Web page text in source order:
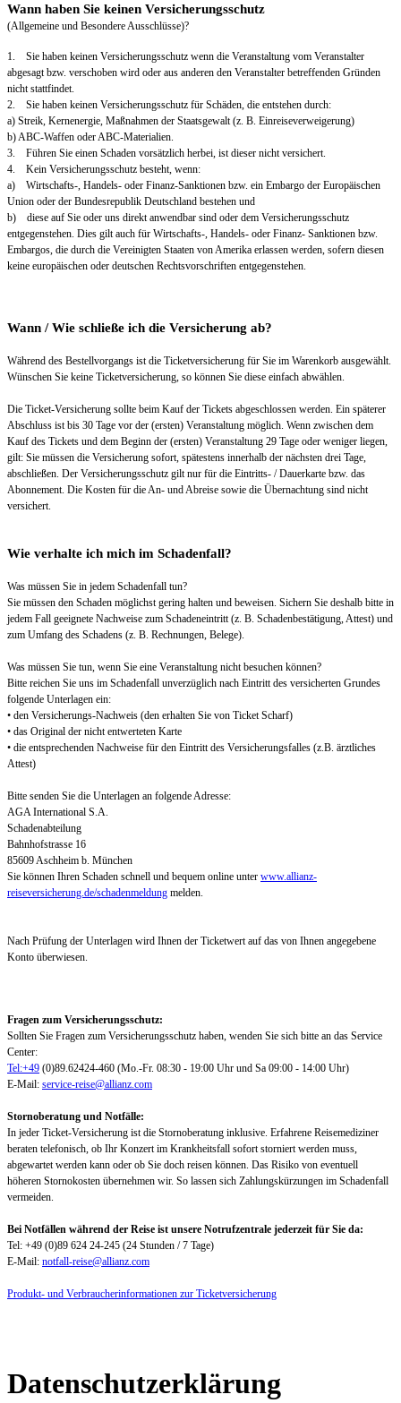
Wann haben Sie keinen Versicherungsschutz
(Allgemeine und Besondere Ausschlüsse)?
1. Sie haben keinen Versicherungsschutz wenn die Veranstaltung vom Veranstalter
abgesagt bzw. verschoben wird oder aus anderen den Veranstalter betreffenden Gründen
nicht stattfindet.
2. Sie haben keinen Versicherungsschutz für Schäden, die entstehen durch:
a) Streik, Kernenergie, Maßnahmen der Staatsgewalt (z. B. Einreiseverweigerung)
b) ABC-Waffen oder ABC-Materialien.
3. Führen Sie einen Schaden vorsätzlich herbei, ist dieser nicht versichert.
4. Kein Versicherungsschutz besteht, wenn:
a) Wirtschafts-, Handels- oder Finanz-Sanktionen bzw. ein Embargo der Europäischen
Union oder der Bundesrepublik Deutschland bestehen und
b) diese auf Sie oder uns direkt anwendbar sind oder dem Versicherungsschutz
entgegenstehen. Dies gilt auch für Wirtschafts-, Handels- oder Finanz- Sanktionen bzw.
Embargos, die durch die Vereinigten Staaten von Amerika erlassen werden, sofern diesen
keine europäischen oder deutschen Rechtsvorschriften entgegenstehen.
Wann / Wie schließe ich die Versicherung ab?
Während des Bestellvorgangs ist die Ticketversicherung für Sie im Warenkorb ausgewählt.
Wünschen Sie keine Ticketversicherung, so können Sie diese einfach abwählen.
Die Ticket-Versicherung sollte beim Kauf der Tickets abgeschlossen werden. Ein späterer
Abschluss ist bis 30 Tage vor der (ersten) Veranstaltung möglich. Wenn zwischen dem
Kauf des Tickets und dem Beginn der (ersten) Veranstaltung 29 Tage oder weniger liegen,
gilt: Sie müssen die Versicherung sofort, spätestens innerhalb der nächsten drei Tage,
abschließen. Der Versicherungsschutz gilt nur für die Eintritts- / Dauerkarte bzw. das
Abonnement. Die Kosten für die An- und Abreise sowie die Übernachtung sind nicht
versichert.
Wie verhalte ich mich im Schadenfall?
Was müssen Sie in jedem Schadenfall tun?
Sie müssen den Schaden möglichst gering halten und beweisen. Sichern Sie deshalb bitte in
jedem Fall geeignete Nachweise zum Schadeneintritt (z. B. Schadenbestätigung, Attest) und
zum Umfang des Schadens (z. B. Rechnungen, Belege).
Was müssen Sie tun, wenn Sie eine Veranstaltung nicht besuchen können?
Bitte reichen Sie uns im Schadenfall unverzüglich nach Eintritt des versicherten Grundes
folgende Unterlagen ein:
• den Versicherungs-Nachweis (den erhalten Sie von Ticket Scharf)
• das Original der nicht entwerteten Karte
• die entsprechenden Nachweise für den Eintritt des Versicherungsfalles (z.B. ärztliches
Attest)
Bitte senden Sie die Unterlagen an folgende Adresse:
AGA International S.A.
Schadenabteilung
Bahnhofstrasse 16
85609 Aschheim b. München
Sie können Ihren Schaden schnell und bequem online unter www.allianz-
reiseversicherung.de/schadenmeldung melden.
Nach Prüfung der Unterlagen wird Ihnen der Ticketwert auf das von Ihnen angegebene
Konto überwiesen.
Fragen zum Versicherungsschutz:
Sollten Sie Fragen zum Versicherungsschutz haben, wenden Sie sich bitte an das Service
Center:
Tel:+49 (0)89.62424-460 (Mo.-Fr. 08:30 - 19:00 Uhr und Sa 09:00 - 14:00 Uhr)
E-Mail: service-reise@allianz.com
Stornoberatung und Notfälle:
In jeder Ticket-Versicherung ist die Stornoberatung inklusive. Erfahrene Reisemediziner
beraten telefonisch, ob Ihr Konzert im Krankheitsfall sofort storniert werden muss,
abgewartet werden kann oder ob Sie doch reisen können. Das Risiko von eventuell
höheren Stornokosten übernehmen wir. So lassen sich Zahlungskürzungen im Schadenfall
vermeiden.
Bei Notfällen während der Reise ist unsere Notrufzentrale jederzeit für Sie da:
Tel: +49 (0)89 624 24-245 (24 Stunden / 7 Tage)
E-Mail: notfall-reise@allianz.com
Produkt- und Verbraucherinformationen zur Ticketversicherung
Datenschutzerklärung